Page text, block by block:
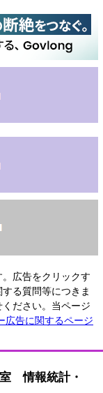
広告をクリックす
る質問等につきま
ださい。当ページ
広告に関するページ
情報統計・